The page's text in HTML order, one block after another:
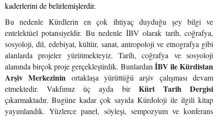
kaderlerini de belirlemişlerdir.
Bu nedenle Kürdlerin en çok ihtiyaç duyduğu şey bilgi ve
entelektüel potansiyeldir. Bu nedenle İBV olarak tarih, coğrafya,
sosyoloji, dil, edebiyat, kültür, sanat, antropoloji ve etnografya gibi
alanlarda projeler yürütmekteyiz. Tarih, coğrafya ve sosyoloji
alanında birçok proje gerçekleştirdik. Bunlardan İBV ile Kürdistan
Arşiv Merkezinin ortaklaşa yürüttüğü arşiv çalışması devam
etmektedir. Vakfımız üç ayda bir Kürt Tarih Dergisi
çıkarmaktadır. Bugüne kadar çok sayıda Kürdoloji ile ilgili kitap
yayımlandık. Yüzlerce panel, söyleşi, sempozyum ve konferans